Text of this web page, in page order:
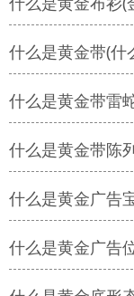
什么是黄金带(什
什么是黄金带雷
什么是黄金带陈
什么是黄金广告
什么是黄金广告